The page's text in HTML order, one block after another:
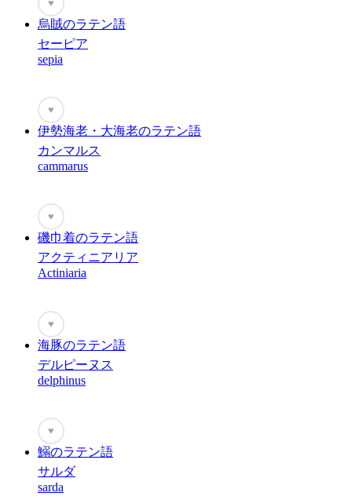
♥
烏賊のラテン語
セーピア
sepia
♥
伊勢海老・大海老のラテン語
カンマルス
cammarus
♥
磯巾着のラテン語
アクティニアリア
Actiniaria
♥
海豚のラテン語
デルピーヌス
delphinus
♥
鰯のラテン語
サルダ
sarda